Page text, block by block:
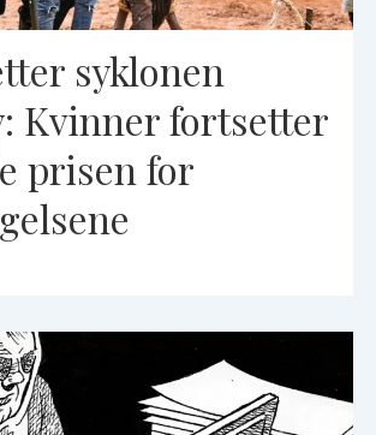
syklonen
Kvinner fortsetter
prisen for